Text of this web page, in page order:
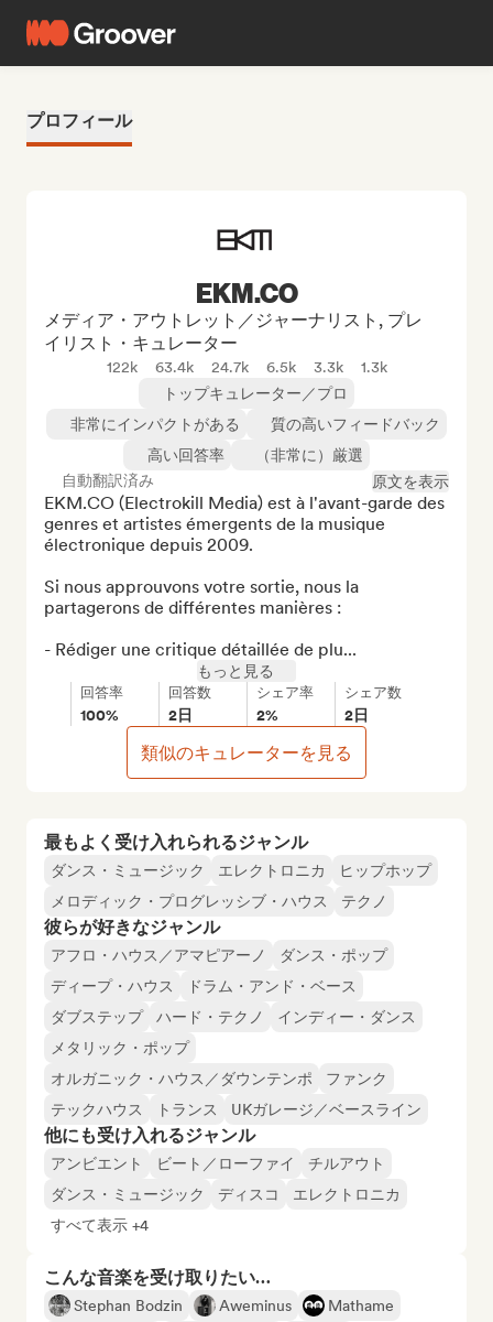
プロフィール
最もよく受け入れられるジャンル
ダンス・ミュージック エレクトロニカ
ヒップホップ
メロディック・プログレッシブ・ハウス
テクノ
彼らが好きなジャンル
アフロ・ハウス／アマピアーノ
ダンス・ポップ
ディープ・ハウス
ドラム・アンド・ベース
ダブステップ
ハード・テクノ
インディー・ダンス
メタリック・ポップ
オルガニック・ハウス／ダウンテンポ
ファンク
テックハウス
トランス UKガレージ／ベースライン
他にも受け入れるジャンル
アンビエント ビート／ローファイ
チルアウト
ダンス・ミュージック
ディスコ
エレクトロニカ
すべて表示 +4
こんな音楽を受け取りたい…
Stephan Bodzin Aweminus
Mathame
EKM.CO
メディア・アウトレット／ジャーナリスト, プレ
イリスト・キュレーター
122k 63.4k 24.7k 6.5k 3.3k
1.3k
トップキュレーター／プロ
非常にインパクトがある
質の高いフィードバック
高い回答率
（非常に）厳選
自動翻訳済み
原文を表示
EKM.CO (Electrokill Media) est à l'avant-garde des
genres et artistes émergents de la musique
électronique depuis 2009.
Si nous approuvons votre sortie, nous la
partagerons de différentes manières :
- Rédiger une critique détaillée de plu...
もっと見る
回答率
100%
回答数
2日
シェア率
2%
シェア数
2日
類似のキュレーターを見る